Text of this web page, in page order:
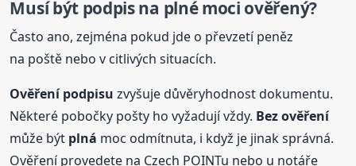
Musí být podpis na plné moci ověřený?
Často ano, zejména pokud jde o převzetí peněz
na poště nebo v citlivých situacích.
Ověření podpisu zvyšuje důvěryhodnost dokumentu.
Některé pobočky pošty ho vyžadují vždy. Bez ověření
může být plná moc odmítnuta, i když je jinak správná.
Ověření provedete na Czech POINTu nebo u notáře